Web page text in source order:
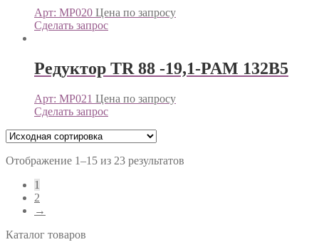
Арт: МР020 Цена по запросу
Сделать запрос
Редуктор TR 88 -19,1-PAM 132B5
Арт: МР021 Цена по запросу
Сделать запрос
Отображение 1–15 из 23 результатов
1
2
→
Каталог товаров